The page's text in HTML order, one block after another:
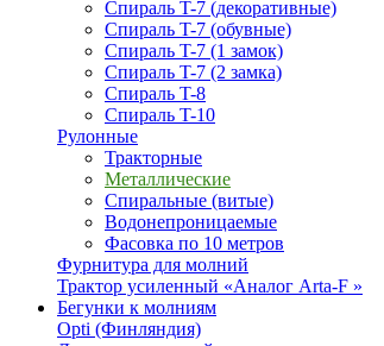
Спираль T-7 (декоративные)
Спираль T-7 (обувные)
Спираль T-7 (1 замок)
Спираль T-7 (2 замка)
Спираль T-8
Спираль T-10
Рулонные
Тракторные
Металлические
Спиральные (витые)
Водонепроницаемые
Фасовка по 10 метров
Фурнитура для молний
Трактор усиленный «Аналог Arta-F »
Бегунки к молниям
Opti (Финляндия)